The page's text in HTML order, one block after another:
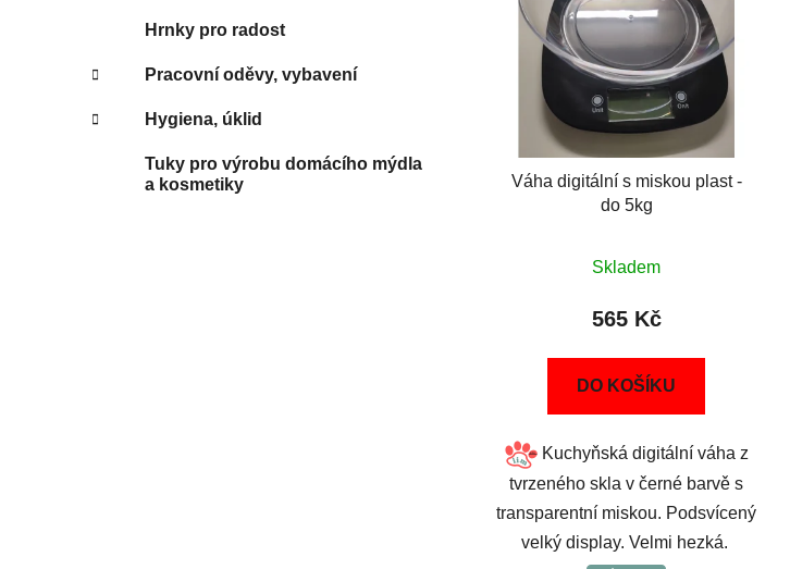
Hrnky pro radost
Pracovní oděvy, vybavení
Hygiena, úklid
Tuky pro výrobu domácího mýdla
a kosmetiky
Váha digitální s miskou plast -
do 5kg
Skladem
565 Kč
DO KOŠÍKU
Kuchyňská digitální váha z
tvrzeného skla v černé barvě s
transparentní miskou. Podsvícený
velký display. Velmi hezká.